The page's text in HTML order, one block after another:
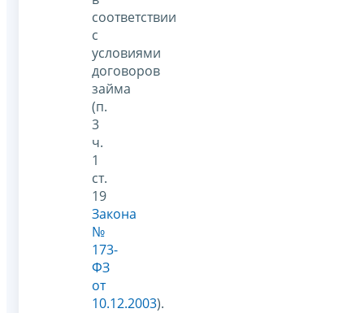
соответствии
с
условиями
договоров
займа
(п.
3
ч.
1
ст.
19
Закона
№
173-
ФЗ
от
10.12.2003).